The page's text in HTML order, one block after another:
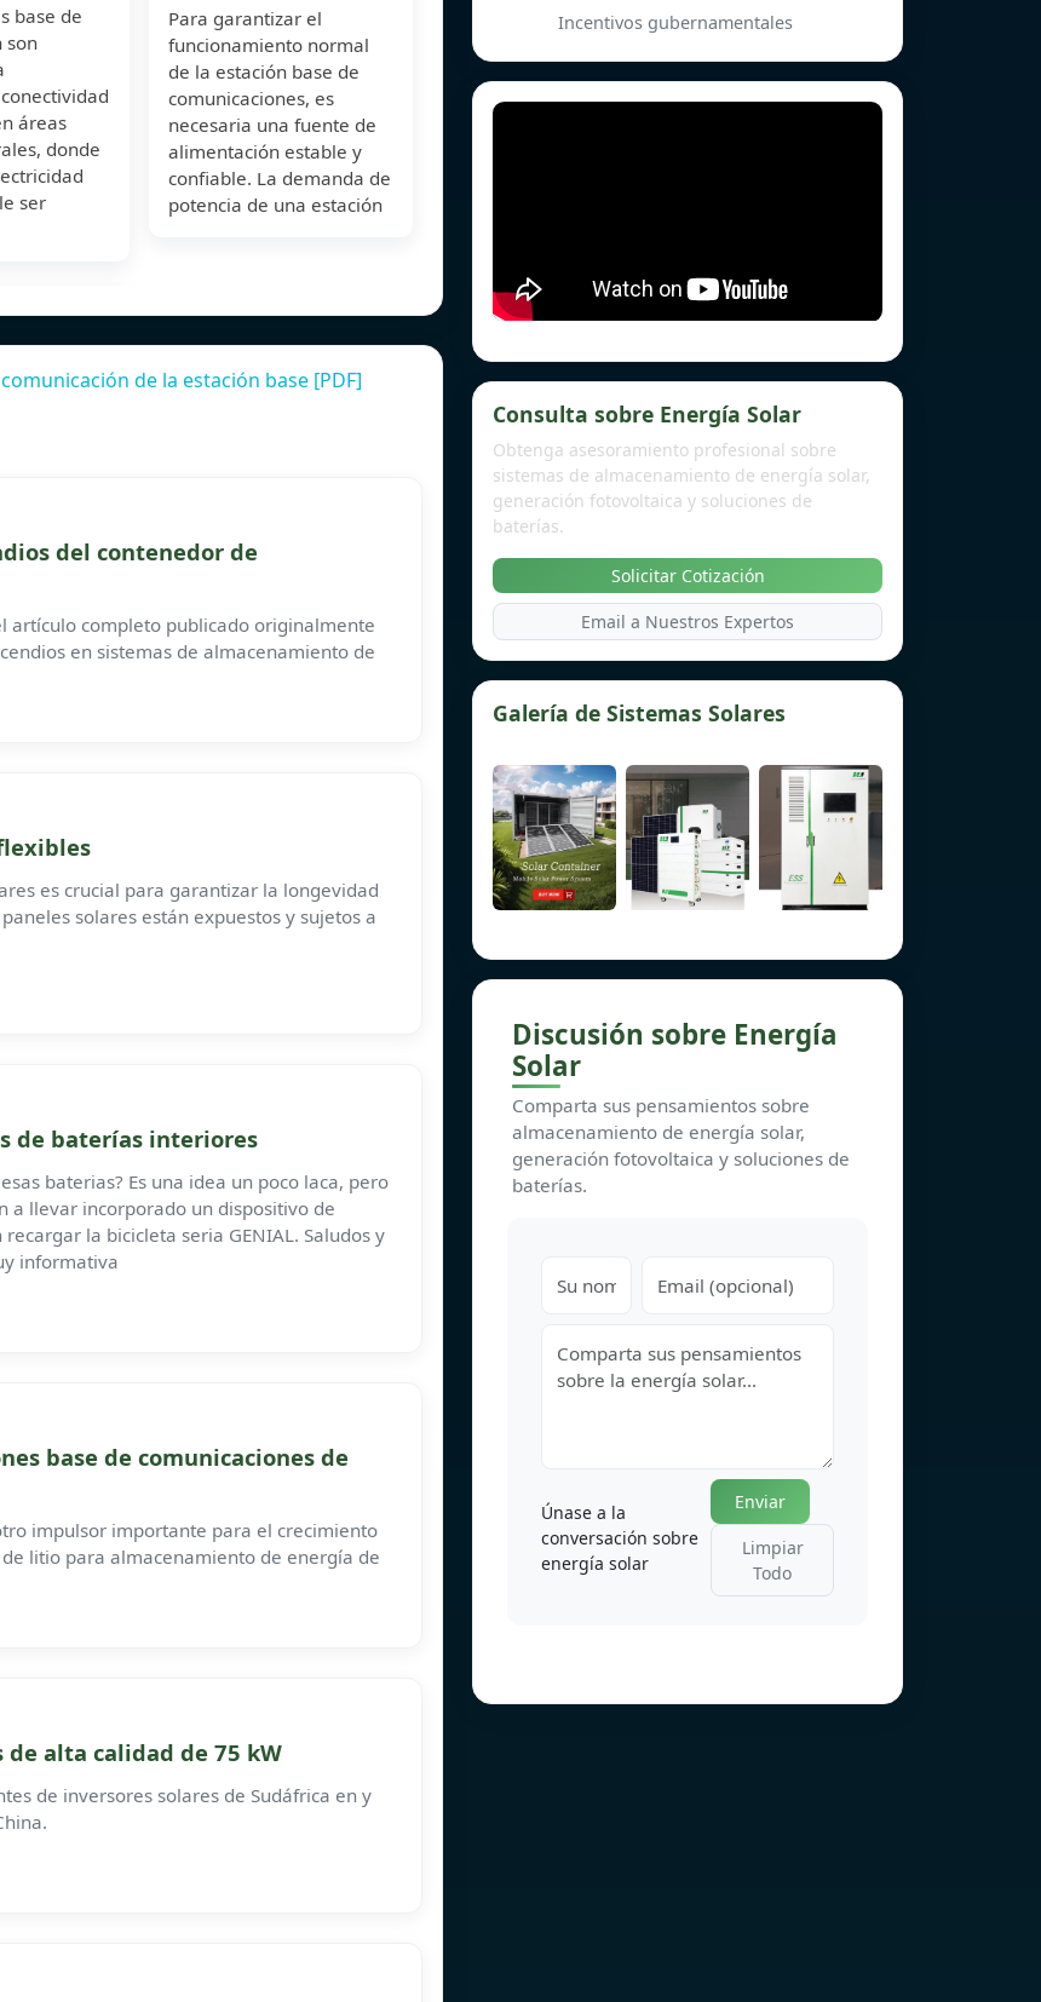
base de
son
áreas
donde
ser
Para garantizar el
funcionamiento normal
de la estación base de
comunicaciones, es
necesaria una fuente de
alimentación estable y
confiable. La demanda de
potencia de una estación
de la estación base [PDF]
del contenedor de
artículo completo publicado originalmente
en sistemas de almacenamiento de
es crucial para garantizar la longevidad
solares están expuestos y sujetos a
de baterías interiores
baterias? Es una idea un poco laca, pero
a llevar incorporado un dispositivo de
la bicicleta seria GENIAL. Saludos y
informativa
base de comunicaciones de
impulsor importante para el crecimiento
litio para almacenamiento de energía de
alta calidad de 75 kW
de inversores solares de Sudáfrica en y
Incentivos gubernamentales
Consulta sobre Energía Solar
Obtenga asesoramiento profesional sobre
sistemas de almacenamiento de energía solar,
generación fotovoltaica y soluciones de
baterías.
Solicitar Cotización
Email a Nuestros Expertos
Galería de Sistemas Solares
Discusión sobre Energía
Solar
Comparta sus pensamientos sobre
almacenamiento de energía solar,
generación fotovoltaica y soluciones de
baterías.
Únase a la
conversación sobre
energía solar
Enviar
Limpiar
Todo